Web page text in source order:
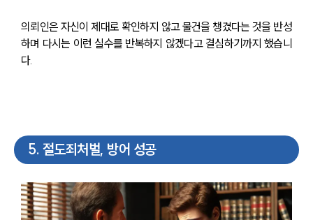
의뢰인은 자신이 제대로 확인하지 않고 물건을 챙겼다는 것을 반성
하며 다시는 이런 실수를 반복하지 않겠다고 결심하기까지 했습니
다.
5. 절도죄처벌, 방어 성공